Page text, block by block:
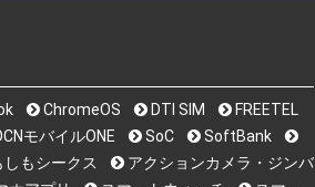
ChromeOS DTI SIM
FREETEL
モバイルONE SoC
SoftBank
しもシークス
アクションカメラ・ジンバ